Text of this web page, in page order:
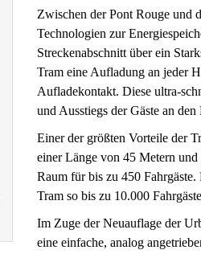
Zwischen der Pont Rouge und
Technologien zur
Streckenabschnitt über ein
Tram eine Aufladung an jeder
Aufladekontakt. Diese ultra-
und Ausstiegs der Gäste an den
Einer der größten Vorteile der
einer Länge von 45 Metern
Raum für bis zu 450
Tram so bis zu 10.000
Im Zuge der Neuauflage der
eine einfache, analog